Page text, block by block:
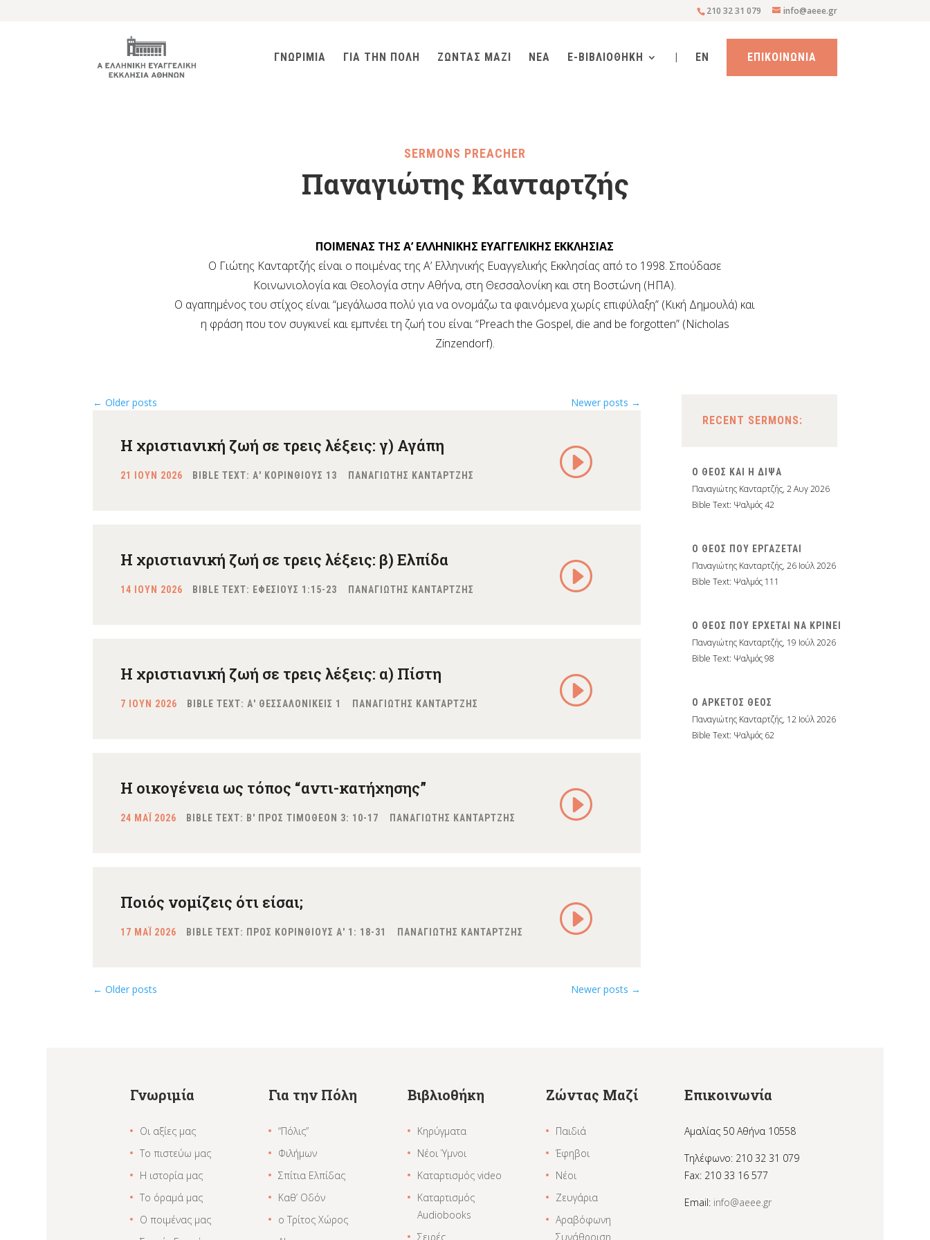
210 32 31 079 info@aeee.gr
ΓΝΩΡΙΜΙΑ ΓΙΑ ΤΗΝ ΠΟΛΗ ΖΩΝΤΑΣ ΜΑΖΙ ΝΕΑ E-ΒΙΒΛΙΟΘΗΚΗ | EN ΕΠΙΚΟΙΝΩΝΙΑ
SERMONS PREACHER
Παναγιώτης Κανταρτζής
ΠΟΙΜΕΝΑΣ ΤΗΣ Α’ ΕΛΛΗΝΙΚΗΣ ΕΥΑΓΓΕΛΙΚΗΣ ΕΚΚΛΗΣΙΑΣ
Ο Γιώτης Κανταρτζής είναι ο ποιμένας της Α’ Ελληνικής Ευαγγελικής Εκκλησίας από το 1998. Σπούδασε
Κοινωνιολογία και Θεολογία στην Αθήνα, στη Θεσσαλονίκη και στη Βοστώνη (ΗΠΑ).
Ο αγαπημένος του στίχος είναι “μεγάλωσα πολύ για να ονομάζω τα φαινόμενα χωρίς επιφύλαξη” (Κική Δημουλά) και
η φράση που τον συγκινεί και εμπνέει τη ζωή του είναι “Preach the Gospel, die and be forgotten” (Nicholas
Zinzendorf).
← Older posts Newer posts →
Η χριστιανική ζωή σε τρεις λέξεις: γ) Αγάπη
21 ΙΟΥΝ 2026 BIBLE TEXT: Α' ΚΟΡΙΝΘΙΟΥΣ 13 ΠΑΝΑΓΙΩΤΗΣ ΚΑΝΤΑΡΤΖΗΣ
Η χριστιανική ζωή σε τρεις λέξεις: β) Ελπίδα
14 ΙΟΥΝ 2026 BIBLE TEXT: ΕΦΕΣΙΟΥΣ 1:15-23 ΠΑΝΑΓΙΩΤΗΣ ΚΑΝΤΑΡΤΖΗΣ
Η χριστιανική ζωή σε τρεις λέξεις: α) Πίστη
7 ΙΟΥΝ 2026 BIBLE TEXT: Α' ΘΕΣΣΑΛΟΝΙΚΕΙΣ 1 ΠΑΝΑΓΙΩΤΗΣ ΚΑΝΤΑΡΤΖΗΣ
Η οικογένεια ως τόπος “αντι-κατήχησης”
24 ΜΑΪ 2026 BIBLE TEXT: Β' ΠΡΟΣ ΤΙΜΟΘΕΟΝ 3: 10-17 ΠΑΝΑΓΙΩΤΗΣ ΚΑΝΤΑΡΤΖΗΣ
Ποιός νομίζεις ότι είσαι;
17 ΜΑΪ 2026 BIBLE TEXT: ΠΡΟΣ ΚΟΡΙΝΘΙΟΥΣ Α' 1: 18-31 ΠΑΝΑΓΙΩΤΗΣ ΚΑΝΤΑΡΤΖΗΣ
← Older posts Newer posts →
RECENT SERMONS:
Ο ΘΕΟΣ ΚΑΙ Η ΔΙΨΑ
Παναγιώτης Κανταρτζής,2 Αυγ 2026
Bible Text: Ψαλμός 42
Ο ΘΕΟΣ ΠΟΥ ΕΡΓΑΖΕΤΑΙ
Παναγιώτης Κανταρτζής,26 Ιούλ 2026
Bible Text: Ψαλμός 111
Ο ΘΕΟΣ ΠΟΥ ΕΡΧΕΤΑΙ ΝΑ ΚΡΙΝΕΙ
Παναγιώτης Κανταρτζής, 19 Ιούλ 2026
Bible Text: Ψαλμός 98
Ο ΑΡΚΕΤΟΣ ΘΕΟΣ
Παναγιώτης Κανταρτζής, 12 Ιούλ 2026
Bible Text: Ψαλμός 62
Γνωριμία
Οι αξίες μας
Το πιστεύω μας
Η ιστορία μας
Το όραμά μας
Ο ποιμένας μας
Για την Πόλη
“Πόλις”
Φιλήμων
Σπίτια Ελπίδας
Καθ’ Οδόν
ο Τρίτος Χώρος
Βιβλιοθήκη
Κηρύγματα
Νέοι Ύμνοι
Καταρτισμός video
Καταρτισμός
Audiobooks
Σειρές
Ζώντας Μαζί
Παιδιά
Έφηβοι
Νέοι
Ζευγάρια
Αραβόφωνη
Συνάθροιση
Επικοινωνία
Αμαλίας 50 Αθήνα 10558
Τηλέφωνο: 210 32 31 079
Fax: 210 33 16 577
Email: info@aeee.gr